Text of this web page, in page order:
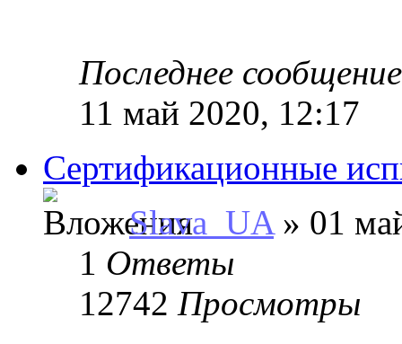
Последнее
11 май 2020, 12:17
Сертификационные
Slava_UA» 01
1 Ответы
12742 Просмотры